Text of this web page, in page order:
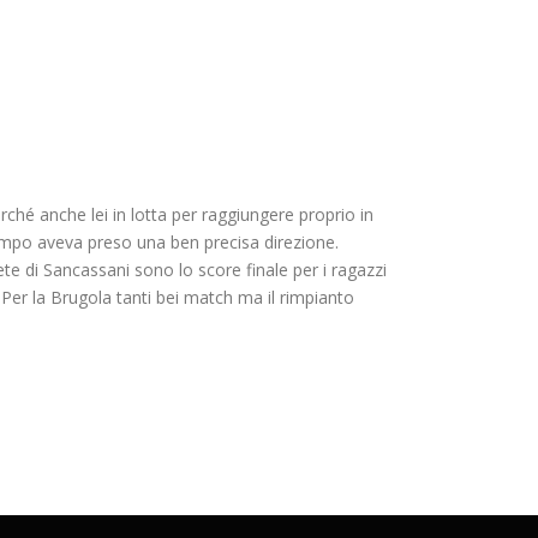
anche lei in lotta per raggiungere proprio in
aveva preso una ben precisa direzione.
di Sancassani sono lo score finale per i ragazzi
la Brugola tanti bei match ma il rimpianto